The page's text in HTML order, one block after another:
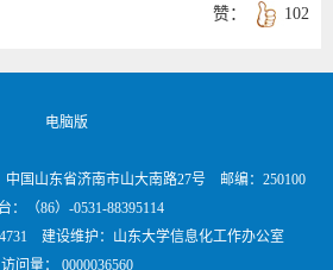
102
赞：
电脑版
国山东省济南市山大南路27号 邮编：250100
：（86）-0531-88395114
建设维护：山东大学信息化工作办公室
访问量： 0000036560